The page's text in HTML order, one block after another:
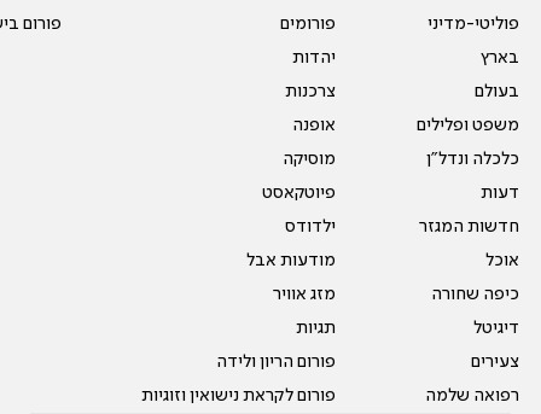
פוליטי-מדיני
בארץ
בעולם
משפט ופלילים
כלכלה ונדל"ן
דעות
חדשות המגזר
אוכל
כיפה שחורה
דיגיטל
צעירים
רפואה שלמה
פורומים
יהדות
צרכנות
אופנה
מוסיקה
פיוטקאסט
ילדודס
מודעות אבל
מזג אוויר
תגיות
פורום הריון ולידה
פורום לקראת נישואין וזוגיות
פורום